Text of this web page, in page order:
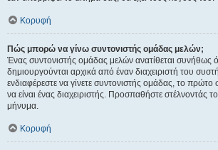
Κορυφή
Πώς μπορώ να γίνω συντονιστής ομάδας μελών;
Ένας συντονιστής ομάδας μελών ανατίθεται συνήθως
δημιουργούνται αρχικά από έναν διαχειριστή του
ενδιαφέρεστε να γίνετε συντονιστής ομάδας, το
να είναι ένας διαχειριστής. Προσπαθήστε στέλνοντάς
μήνυμα.
Κορυφή